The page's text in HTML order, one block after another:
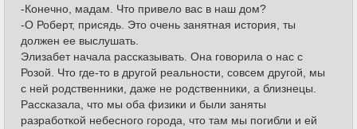
-Конечно, мадам. Что привело вас в наш дом?
-О Роберт, присядь. Это очень занятная история, ты
должен ее выслушать.
Элизабет начала рассказывать. Она говорила о нас с
Розой. Что где-то в другой реальности, совсем другой, мы
с ней родственники, даже не родственники, а близнецы.
Рассказала, что мы оба физики и были заняты
разработкой небесного города, что там мы погибли и ей